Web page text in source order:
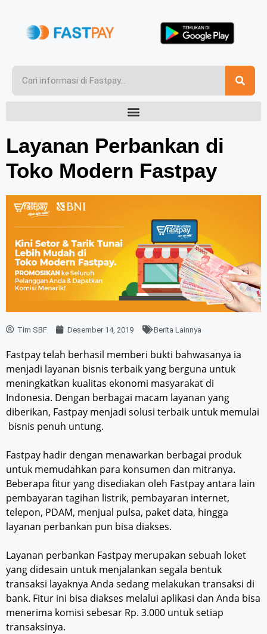
Layanan Perbankan di
Toko Modern Fastpay
Tim SBF Desember 14, 2019 Berita Lainnya
Fastpay telah berhasil memberi bukti bahwasanya ia
menjadi layanan bisnis terbaik yang berguna untuk
meningkatkan kualitas ekonomi masyarakat di
Indonesia. Dengan berbagai macam layanan yang
diberikan, Fastpay menjadi solusi terbaik untuk memulai
bisnis penuh untung.
Fastpay hadir dengan menawarkan berbagai produk
untuk memudahkan para konsumen dan mitranya.
Beberapa fitur yang disediakan oleh Fastpay antara lain
pembayaran tagihan listrik, pembayaran internet,
telepon, PDAM, menjual pulsa, paket data, hingga
layanan perbankan pun bisa diakses.
Layanan perbankan Fastpay merupakan sebuah loket
yang didesain untuk menjalankan segala bentuk
transaksi layaknya Anda sedang melakukan transaksi di
bank. Fitur ini bisa diakses melalui aplikasi dan Anda bisa
menerima komisi sebesar Rp. 3.000 untuk setiap
transaksinya.